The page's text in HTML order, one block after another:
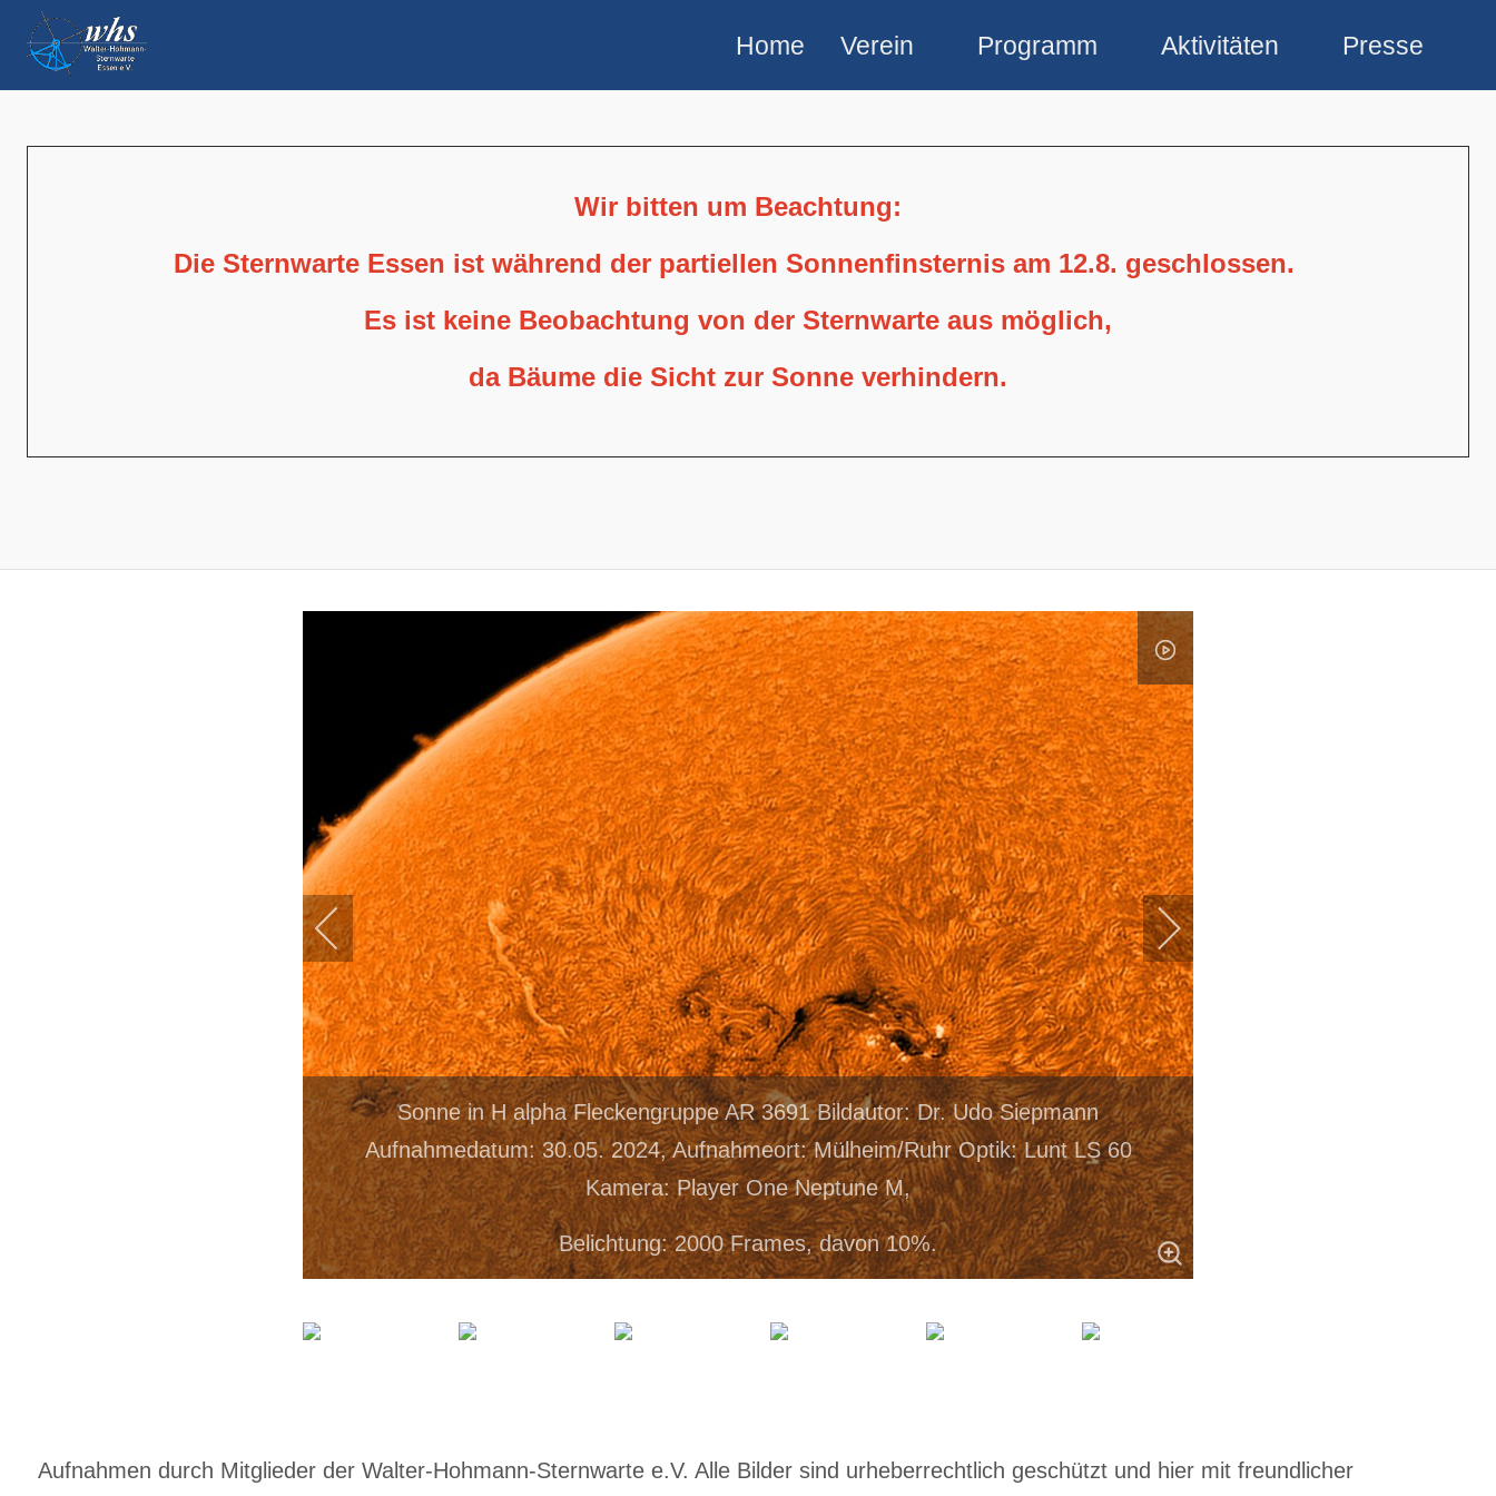
Home Verein Programm Aktivitäten Presse
Wir bitten um Beachtung:
Die Sternwarte Essen ist während der partiellen Sonnenfinsternis am 12.8. geschlossen.
Es ist keine Beobachtung von der Sternwarte aus möglich,
da Bäume die Sicht zur Sonne verhindern.
Sonne in H alpha Fleckengruppe AR 3691 Bildautor: Dr. Udo Siepmann
Aufnahmedatum: 30.05. 2024, Aufnahmeort: Mülheim/Ruhr Optik: Lunt LS 60
Kamera: Player One Neptune M,
Belichtung: 2000 Frames, davon 10%.
Aufnahmen durch Mitglieder der Walter-Hohmann-Sternwarte e.V. Alle Bilder sind urheberrechtlich geschützt und hier mit freundlicher